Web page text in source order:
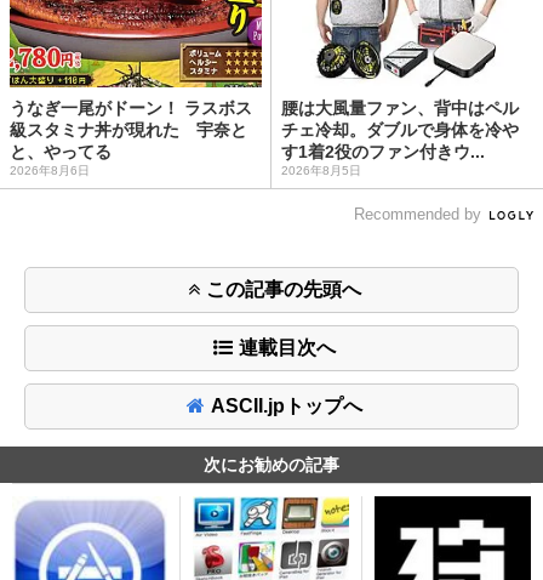
うなぎ一尾がドーン！ ラスボス
級スタミナ丼が現れた 宇奈と
と、やってる
2026年8月6日
腰は大風量ファン、背中はペル
チェ冷却。ダブルで身体を冷や
す1着2役のファン付きウ...
2026年8月5日
Recommended by
この記事の先頭へ
連載目次へ
ASCII.jpトップへ
次にお勧めの記事